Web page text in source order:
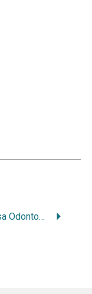
Pesquisa Odontológica Brasileira